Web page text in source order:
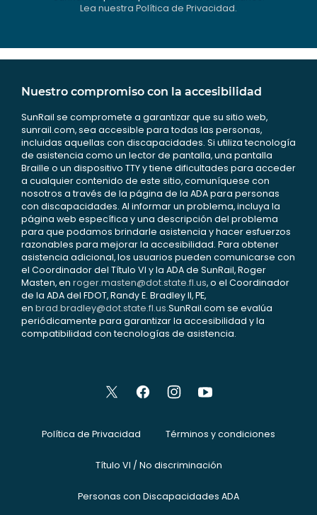
Lea nuestra Política de Privacidad.
Nuestro compromiso con la accesibilidad
SunRail se compromete a garantizar que su sitio web,
sunrail.com, sea accesible para todas las personas,
incluidas aquellas con discapacidades. Si utiliza tecnología
de asistencia como un lector de pantalla, una pantalla
Braille o un dispositivo TTY y tiene dificultades para acceder
a cualquier contenido de este sitio, comuníquese con
nosotros a través de la página de la ADA para personas
con discapacidades. Al informar un problema, incluya la
página web específica y una descripción del problema
para que podamos brindarle asistencia y hacer esfuerzos
razonables para mejorar la accesibilidad. Para obtener
asistencia adicional, los usuarios pueden comunicarse con
el Coordinador del Título VI y la ADA de SunRail, Roger
Masten, en roger.masten@dot.state.fl.us, o el Coordinador
de la ADA del FDOT, Randy E. Bradley II, PE,
en brad.bradley@dot.state.fl.us.SunRail.com se evalúa
periódicamente para garantizar la accesibilidad y la
compatibilidad con tecnologías de asistencia.
Política de Privacidad Términos y condiciones
Título VI / No discriminación
Personas con Discapacidades ADA